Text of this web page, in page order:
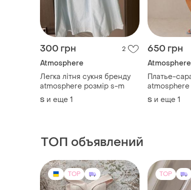
300 грн 2
Atmosphere
Легка літня сукня бренду
atmosphere розмір s-m
S и еще 1
650 грн
Atmosphere
Платье-
atmosphere
S и еще 1
ТОП объявлений
TOP TOP